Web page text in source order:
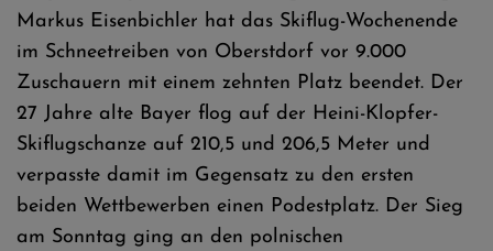
Markus Eisenbichler hat das Skiflug-Wochenende
im Schneetreiben von Oberstdorf vor 9.000
Zuschauern mit einem zehnten Platz beendet. Der
27 Jahre alte Bayer flog auf der Heini-Klopfer-
Skiflugschanze auf 210,5 und 206,5 Meter und
verpasste damit im Gegensatz zu den ersten
beiden Wettbewerben einen Podestplatz. Der Sieg
am Sonntag ging an den polnischen